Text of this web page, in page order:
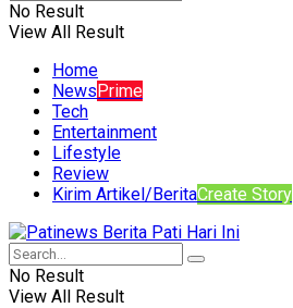
No Result
View All Result
Home
NewsPrime
Tech
Entertainment
Lifestyle
Review
Kirim Artikel/BeritaCreate Story
No Result
View All Result